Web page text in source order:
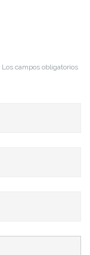
Los campos obligatorios